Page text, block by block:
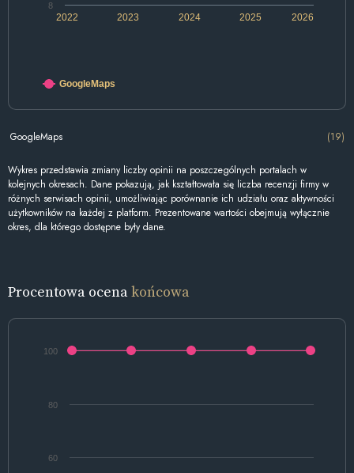
2022 2024 2026
2023 2025
8
GoogleMaps
GoogleMaps (19)
Wykres przedstawia zmiany liczby opinii na poszczególnych portalach w
kolejnych okresach. Dane pokazują, jak kształtowała się liczba recenzji firmy w
różnych serwisach opinii, umożliwiając porównanie ich udziału oraz aktywności
użytkowników na każdej z platform. Prezentowane wartości obejmują wyłącznie
okres, dla którego dostępne były dane.
Procentowa ocenakońcowa
60
80
100